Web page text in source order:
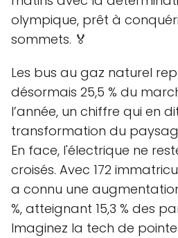
olympique, prêt à
sommets. 🏅
Les bus au gaz naturel
désormais 25,5 % du
l’année, un chiffre qui en
transformation du
En face, l'électrique ne
croisés. Avec 172
a connu une
%, atteignant 15,3 % des
Imaginez la tech de